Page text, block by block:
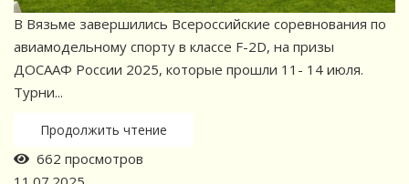
В Вязьме завершились Всероссийские соревнования по
авиамодельному спорту в классе F-2D, на призы
ДОСААФ России 2025, которые прошли 11- 14 июля.
Турни...
Продолжить чтение
662 просмотров